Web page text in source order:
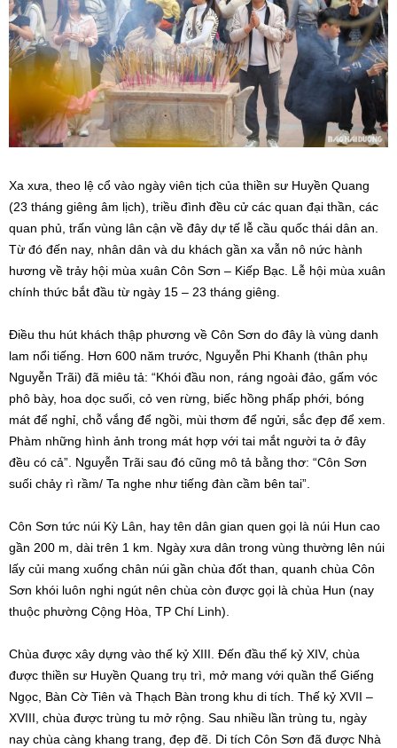
Xa xưa, theo lệ cổ vào ngày viên tịch của thiền sư Huyền Quang
(23 tháng giêng âm lịch), triều đình đều cử các quan đại thần, các
quan phủ, trấn vùng lân cận về đây dự tế lễ cầu quốc thái dân an.
Từ đó đến nay, nhân dân và du khách gần xa vẫn nô nức hành
hương về trảy hội mùa xuân Côn Sơn – Kiếp Bạc. Lễ hội mùa xuân
chính thức bắt đầu từ ngày 15 – 23 tháng giêng.
Điều thu hút khách thập phương về Côn Sơn do đây là vùng danh
lam nổi tiếng. Hơn 600 năm trước, Nguyễn Phi Khanh (thân phụ
Nguyễn Trãi) đã miêu tả: “Khói đầu non, ráng ngoài đảo, gấm vóc
phô bày, hoa dọc suối, cỏ ven rừng, biếc hồng phấp phới, bóng
mát để nghỉ, chỗ vắng để ngồi, mùi thơm để ngửi, sắc đẹp để xem.
Phàm những hình ảnh trong mát hợp với tai mắt người ta ở đây
đều có cả”. Nguyễn Trãi sau đó cũng mô tả bằng thơ: “Côn Sơn
suối chảy rì rầm/ Ta nghe như tiếng đàn cầm bên tai”.
Côn Sơn tức núi Kỳ Lân, hay tên dân gian quen gọi là núi Hun cao
gần 200 m, dài trên 1 km. Ngày xưa dân trong vùng thường lên núi
lấy củi mang xuống chân núi gần chùa đốt than, quanh chùa Côn
Sơn khói luôn nghi ngút nên chùa còn được gọi là chùa Hun (nay
thuộc phường Cộng Hòa, TP Chí Linh).
Chùa được xây dựng vào thế kỷ XIII. Đến đầu thế kỷ XIV, chùa
được thiền sư Huyền Quang trụ trì, mở mang với quần thể Giếng
Ngọc, Bàn Cờ Tiên và Thạch Bàn trong khu di tích. Thế kỷ XVII –
XVIII, chùa được trùng tu mở rộng. Sau nhiều lần trùng tu, ngày
nay chùa càng khang trang, đẹp đẽ. Di tích Côn Sơn đã được Nhà